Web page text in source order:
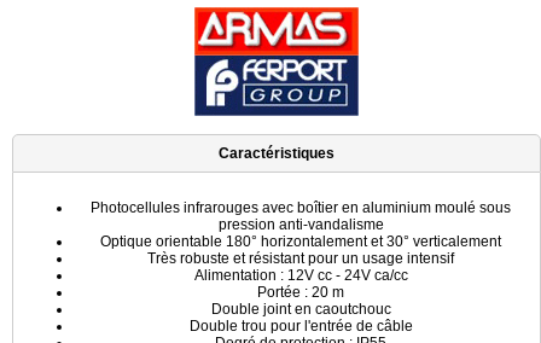
Caractéristiques
Photocellules infrarouges avec boîtier en aluminium moulé sous
pression anti-vandalisme
Optique orientable 180° horizontalement et 30° verticalement
Très robuste et résistant pour un usage intensif
Alimentation : 12V cc - 24V ca/cc
Portée : 20 m
Double joint en caoutchouc
Double trou pour l'entrée de câble